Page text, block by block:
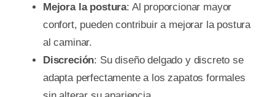
Mejora la postura: Al proporcionar mayor
confort, pueden contribuir a mejorar la postura
al caminar.
Discreción: Su diseño delgado y discreto se
adapta perfectamente a los zapatos formales